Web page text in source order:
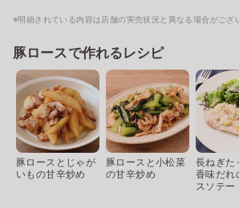
※明細されている内容は店舗の実売状況と異なる場合がござ
豚ロースで作れるレシピ
豚ロースとじゃが
いもの甘辛炒め
豚ロースと小松菜
の甘辛炒め
長ねぎた
香味だれ
スソテー